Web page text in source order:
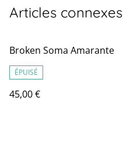
Articles connexes
Broken Soma Amarante
ÉPUISÉ
45,00 €